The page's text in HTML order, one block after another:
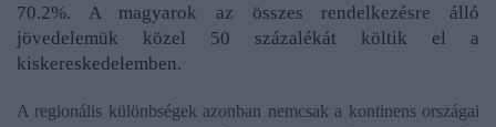
70.2%. A magyarok az összes rendelkezésre álló
jövedelemük közel 50 százalékát költik el a
kiskereskedelemben.
A regionális különbségek azonban nemcsak a kontinens országai